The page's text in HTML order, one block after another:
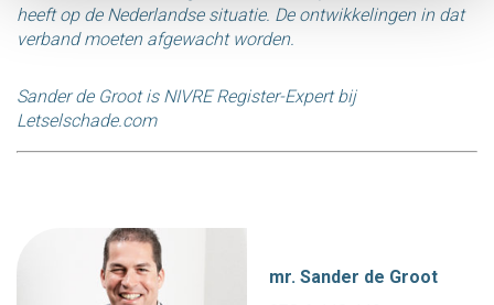
heeft op de Nederlandse situatie. De ontwikkelingen in dat
verband moeten afgewacht worden.
Sander de Groot is NIVRE Register-Expert bij
Letselschade.com
mr. Sander de Groot